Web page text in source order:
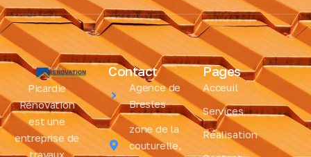
Picardie
Rénovation
est une
entreprise de
travaux
Contact
Agence de
Bresles
zone de la
couturelle,
Pages
Acceuil
Services
Réalisation